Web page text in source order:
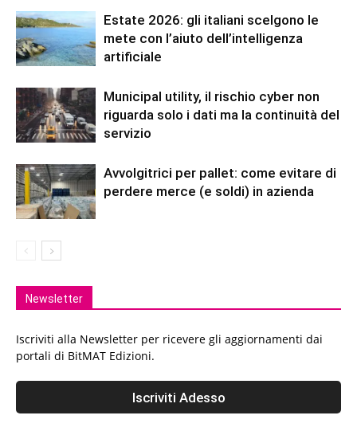
Estate 2026: gli italiani scelgono le
mete con l’aiuto dell’intelligenza
artificiale
Municipal utility, il rischio cyber non
riguarda solo i dati ma la continuità del
servizio
Avvolgitrici per pallet: come evitare di
perdere merce (e soldi) in azienda
Newsletter
Iscriviti alla Newsletter per ricevere gli aggiornamenti dai
portali di BitMAT Edizioni.